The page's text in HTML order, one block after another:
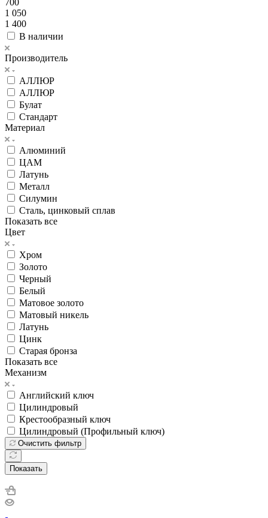
1 050
1 400
В наличии
Производитель
АЛЛЮР
АЛЛЮР
Булат
Стандарт
Материал
Алюминий
ЦАМ
Латунь
Металл
Силумин
Сталь, цинковый сплав
Показать все
Цвет
Хром
Золото
Черный
Белый
Матовое золото
Матовый никель
Латунь
Цинк
Старая бронза
Показать все
Механизм
Английский ключ
Цилиндровый
Крестообразный ключ
Цилиндровый (Профильный ключ)
Очистить фильтр
Показать